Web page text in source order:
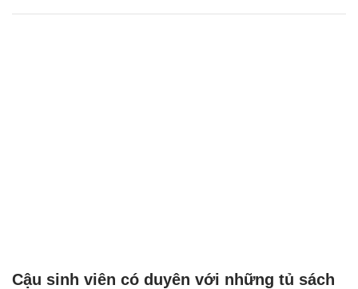
Cậu sinh viên có duyên với những tủ sách